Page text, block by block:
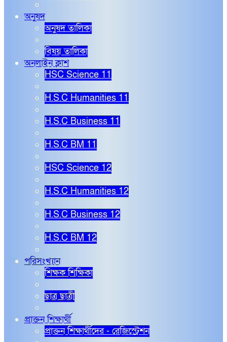
অনুষদ
অনুষদ তালিকা
বিষয় তালিকা
অনলাইন ক্লাশ
HSC Science 11
H.S.C Humanities 11
H.S.C Business 11
H.S.C BM 11
HSC Science 12
H.S.C Humanities 12
H.S.C Business 12
H.S.C BM 12
পরিসংখ্যান
শিক্ষক শিক্ষিকা
ছাত্র ছাত্রী
প্রাক্তন শিক্ষার্থী
প্রাক্তন শিক্ষার্থীদের - রেজিস্ট্রেশন